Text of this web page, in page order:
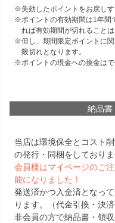
失効したポイントをお戻し
ポイントの有効期間は1年間
れば有効期間が切れることは
但し、期間限定ポイントに
限切れとなります。
ポイントの現金への換金はで
納品書
当店は環境保全とコスト
の発行・同梱をしておりま
会員様はマイページのご
能になりました！
発送済かつ入金済となっ
ります。（代金引換・決済
非会員の方で納品書・領